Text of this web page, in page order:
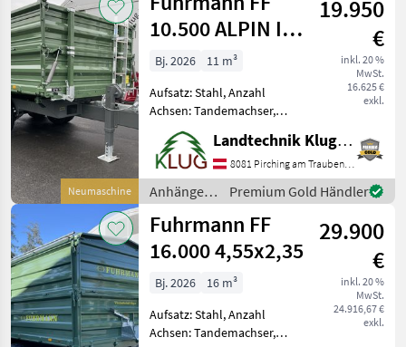
Neumaschine
10.500 ALPIN I
4,14x2,22
19.950
€
inkl. 20 %
MwSt.
16.625 €
exkl.
Bj. 2026
11 m³
Aufsatz: Stahl, Anzahl
Achsen: Tandemachser,
Kipper-Bauart: Dreiseiten-
Kipper, Bremse:
Hydraulische Bremse,
Pendel-Bordwände,
Typenschein,
Sattelstützwinde
Fuhrmann FF 10.
Landtechnik Klug e. U.
8081 Pirching am Traubenberg
Anhänger /
Fuhrmann
Premium Gold Händler
Fuhrmann FF
16.000 4,55x2,35
29.900
€
inkl. 20 %
MwSt.
24.916,67 €
exkl.
Bj. 2026
16 m³
Aufsatz: Stahl, Anzahl
Achsen: Tandemachser,